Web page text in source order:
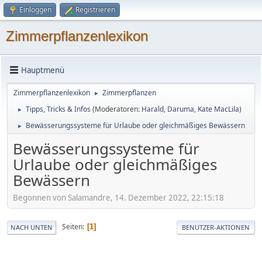
Einloggen Registrieren
Zimmerpflanzenlexikon
Hauptmenü
Zimmerpflanzenlexikon ► Zimmerpflanzen
► Tipps, Tricks & Infos (Moderatoren: Harald, Daruma, Kate MacLila)
► Bewässerungssysteme für Urlaube oder gleichmäßiges Bewässern
Bewässerungssysteme für
Urlaube oder gleichmäßiges
Bewässern
Begonnen von Salamandre, 14. Dezember 2022, 22:15:18
NACH UNTEN Seiten 1 BENUTZER-AKTIONEN